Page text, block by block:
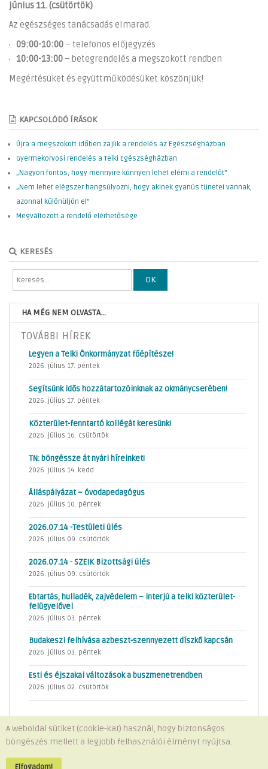
június 11. (csütörtök)
Az egészséges tanácsadás elmarad.
09:00-10:00 – telefonos előjegyzés
10:00-13:00 – betegrendelés a megszokott rendben
Megértésüket és együttműködésüket köszönjük!
KAPCSOLÓDÓ ÍRÁSOK
Újra a megszokott időben zajlik a rendelés az Egészségházban
Gyermekorvosi rendelés a Telki Egészségházban
„Nagyon fontos, hogy mennyire könnyen lehet elérni a rendelőt”
„Nem lehet elégszer hangsúlyozni, hogy akinek gyanús tünetei vannak,
azonnal különüljön el”
Megváltozott a rendelő elérhetősége
KERESÉS
OK
HA MÉG NEM OLVASTA...
TOVÁBBI HÍREK
Legyen a Telki Önkormányzat főépítésze!
2026. július 17. péntek
Segítsünk idős hozzátartozóinknak az okmánycserében!
2026. július 17. péntek
Közterület-fenntartó kollégát keresünk!
2026. július 16. csütörtök
TN: böngéssze át nyári híreinket!
2026. július 14. kedd
Álláspályázat – óvodapedagógus
2026. július 10. péntek
2026.07.14 -Testületi ülés
2026. július 09. csütörtök
2026.07.14 - SZEIK Bizottsági ülés
2026. július 09. csütörtök
Ebtartás, hulladék, zajvédelem – interjú a telki közterület-
felügyelővel
2026. július 03. péntek
Budakeszi felhívása azbeszt-szennyezett díszkő kapcsán
2026. július 03. péntek
Esti és éjszakai változások a buszmenetrendben
2026. július 02. csütörtök
Minden jog fenntartva © 2026 Telki Község Önkormányzata
A weboldal sütiket (cookie-kat) használ, hogy biztonságos
böngészés mellett a legjobb felhasználói élményt nyújtsa.